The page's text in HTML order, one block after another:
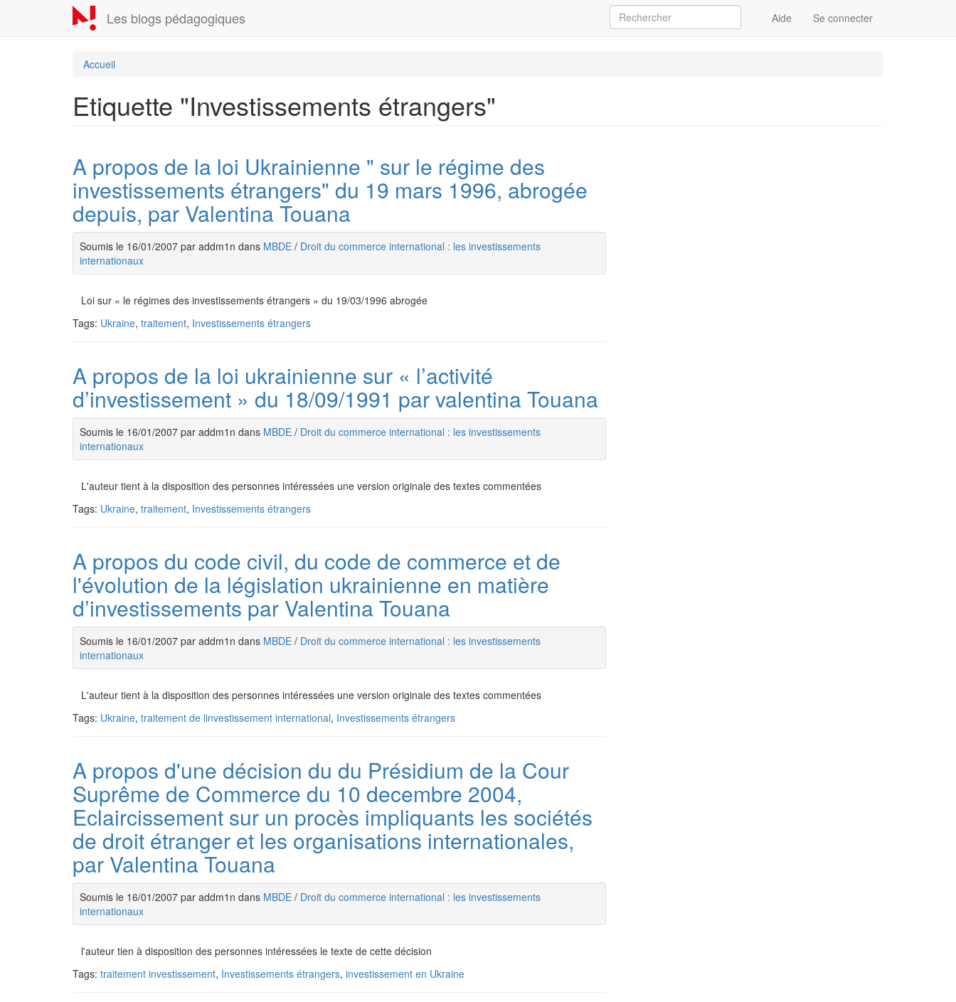
contenu
Les blogs pédagogiques Aide Se connecter
Accueil
Etiquette "Investissements étrangers"
A propos de la loi Ukrainienne " sur le régime des
investissements étrangers" du 19 mars 1996, abrogée
depuis, par Valentina Touana
Soumis le 16/01/2007 par addm1n dans MBDE / Droit du commerce international : les investissements
internationaux
Loi sur « le régimes des investissements étrangers » du 19/03/1996 abrogée
Tags: Ukraine, traitement, Investissements étrangers
A propos de la loi ukrainienne sur « l’activité
d’investissement » du 18/09/1991 par valentina Touana
Soumis le 16/01/2007 par addm1n dans MBDE / Droit du commerce international : les investissements
internationaux
L'auteur tient à la disposition des personnes intéressées une version originale des textes commentées
Tags: Ukraine, traitement, Investissements étrangers
A propos du code civil, du code de commerce et de
l'évolution de la législation ukrainienne en matière
d’investissements par Valentina Touana
Soumis le 16/01/2007 par addm1n dans MBDE / Droit du commerce international : les investissements
internationaux
L'auteur tient à la disposition des personnes intéressées une version originale des textes commentées
Tags: Ukraine, traitement de linvestissement international, Investissements étrangers
A propos d'une décision du du Présidium de la Cour
Suprême de Commerce du 10 decembre 2004,
Eclaircissement sur un procès impliquants les sociétés
de droit étranger et les organisations internationales,
par Valentina Touana
Soumis le 16/01/2007 par addm1n dans MBDE / Droit du commerce international : les investissements
internationaux
l'auteur tien à disposition des personnes intéressées le texte de cette décision
Tags: traitement investissement, Investissements étrangers, investissement en Ukraine